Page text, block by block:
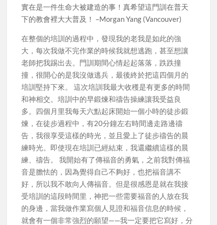
實在是一件生命大被建造的事！真希望這門訓在普天
下的教會裡大大普及！ –Morgan Yang (Vancouver)
在整個的培訓的過程中，發現我的老我是如此的強
大，每次我做不完作業的時候我就想逃跑，甚至想讓
老師把我踢出去。門訓期間心情起起落落，跌跌撞
撞，很開心的是我沒做逃兵，最後終於把這四個月的
培訓堅持下來。 這次培訓我最大收穫是有更多的時間
和神相交。培訓中的早鍛煉和禱告操練讓我受益良
多。四個月里我每天六點起床開始一個小時的徒步鍛
煉，在徒步過程中，有20分鐘左右時間邊走路邊禱
告，我很享受這樣的時光，並且愛上了徒步禱告的晨
練時光。即使現在培訓已經結束，我還繼續這樣的晨
練、禱告。 我開始有了傳福音的勇氣，之前我對傳福
音是膽怯的，因為覺得自己不夠好，也把福音講不
好，所以我不敢向人傳福音。但是很感恩是就在我接
受培訓的這段時間里，神把一些需要福音的人放在我
的身邊，當我做作業寫個人見證和福音信息的時候，
就會有一個非常強烈的願望——我一定要把它寫好，分